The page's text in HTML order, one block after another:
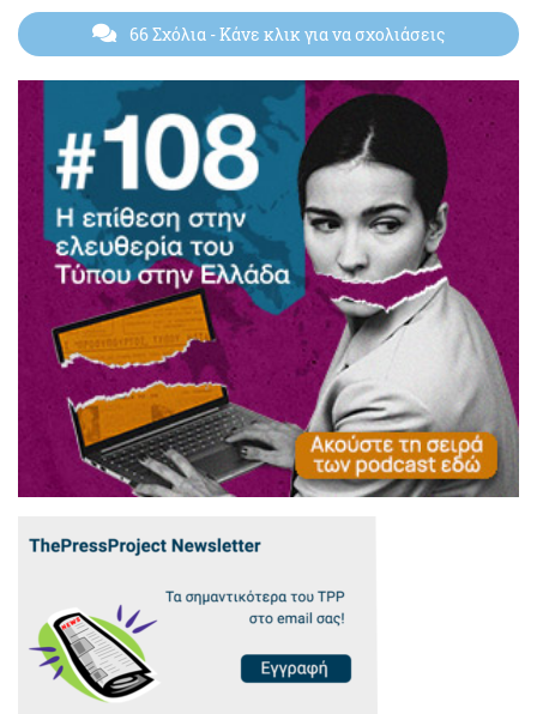
66 Σχόλια - Κάνε κλικ για να σχολιάσεις